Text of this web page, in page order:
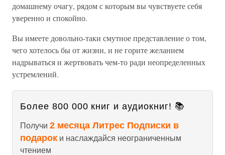
домашнему очагу, рядом с которым вы чувствуете себя
уверенно и спокойно.
Вы имеете довольно-таки смутное представление о том,
чего хотелось бы от жизни, и не горите желанием
надрываться и жертвовать чем-то ради неопределенных
устремлений.
Более 800 000 книг и аудиокниг! 📚
Получи 2 месяца Литрес Подписки в
подарок и наслаждайся неограниченным
чтением